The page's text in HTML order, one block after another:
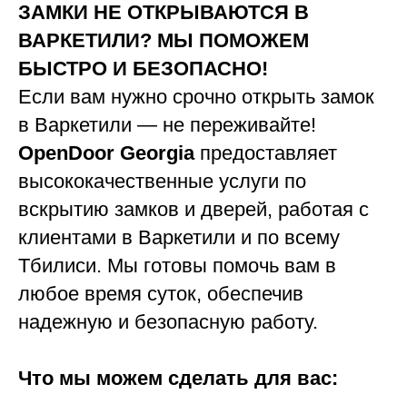
ЗАМКИ НЕ ОТКРЫВАЮТСЯ В
ВАРКЕТИЛИ? МЫ ПОМОЖЕМ
БЫСТРО И БЕЗОПАСНО!
Если вам нужно срочно открыть замок
в Варкетили — не переживайте!
OpenDoor Georgiaпредоставляет
высококачественные услуги по
вскрытию замков и дверей, работая с
клиентами в Варкетили и по всему
Тбилиси. Мы готовы помочь вам в
любое время суток, обеспечив
надежную и безопасную работу.
Что мы можем сделать для вас: